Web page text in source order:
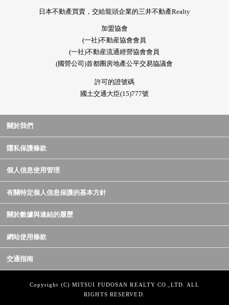
日本不動產買賣，交給龍頭企業的三井不動產Realty
加盟協會
(一社)不動産協會會員
(一社)不動産流通經營協會會員
(國營公司)首都圈房地產公平交易協議會
許可的證號碼
國土交通大臣(15)777號
關於我們
隱私保護條款
個人信息使用管理
有關特定個人信息保護的基本方針
關於數據與連結的履歷
網站使用條款
交通指南
Copyright (C) MITSUI FUDOSAN REALTY CO.,LTD. ALL
RIGHTS RESERVED.